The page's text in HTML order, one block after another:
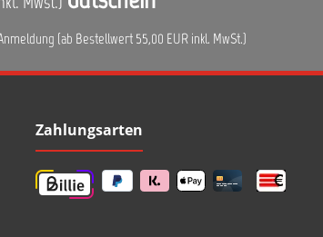
(ab Bestellwert 55,00 EUR inkl. MwSt.)
Zahlungsarten